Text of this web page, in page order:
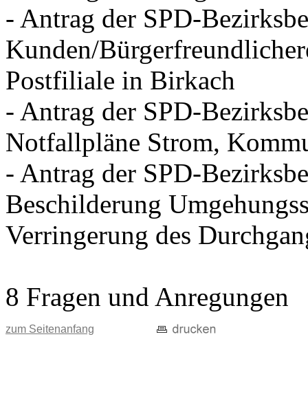
- Antrag der SPD-
Kunden/
Postfiliale in Birkach
- Antrag der SPD-
Notfallpläne Strom,
- Antrag der SPD-
Beschilderung
Verringerung des
8 Fragen und Anregungen
zum Seitenanfang